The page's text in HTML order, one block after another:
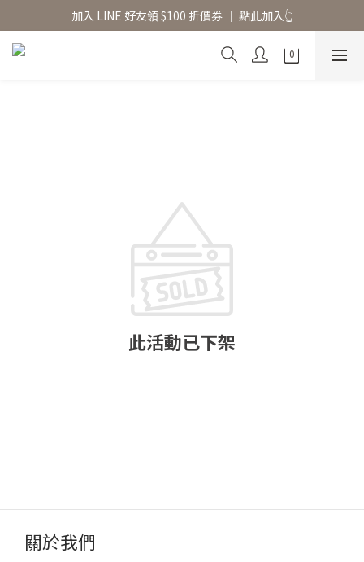
香氛水氧機、擴香香水原精  l 兩件85、三件79折
加入 LINE 好友領 $100 折價券 │ 點此加入👆
香氛水氧機、擴香香水原精  l 兩件85、三件79折
此活動已下架
關於我們